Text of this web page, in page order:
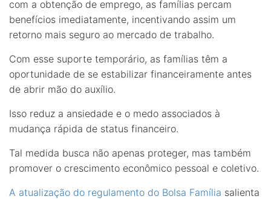
com a obtenção de emprego, as famílias percam
benefícios imediatamente, incentivando assim um
retorno mais seguro ao mercado de trabalho.
Com esse suporte temporário, as famílias têm a
oportunidade de se estabilizar financeiramente antes
de abrir mão do auxílio.
Isso reduz a ansiedade e o medo associados à
mudança rápida de status financeiro.
Tal medida busca não apenas proteger, mas também
promover o crescimento econômico pessoal e coletivo.
A atualização do regulamento do Bolsa Família salienta